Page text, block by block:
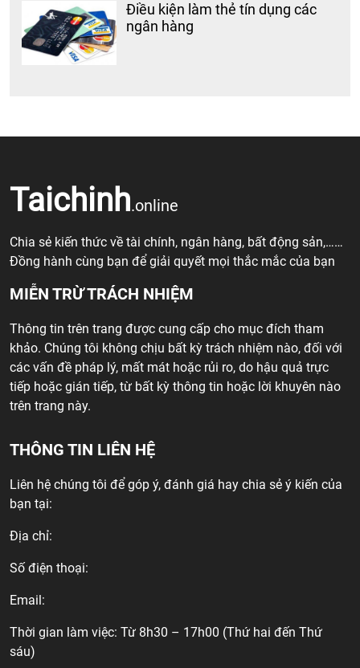
Điều kiện làm thẻ tín dụng các
ngân hàng
Taichinh.online
Chia sẻ kiến thức về tài chính, ngân hàng, bất động sản,……
Đồng hành cùng bạn để giải quyết mọi thắc mắc của bạn
MIỄN TRỪ TRÁCH NHIỆM
Thông tin trên trang được cung cấp cho mục đích tham
khảo. Chúng tôi không chịu bất kỳ trách nhiệm nào, đối với
các vấn đề pháp lý, mất mát hoặc rủi ro, do hậu quả trực
tiếp hoặc gián tiếp, từ bất kỳ thông tin hoặc lời khuyên nào
trên trang này.
THÔNG TIN LIÊN HỆ
Liên hệ chúng tôi để góp ý, đánh giá hay chia sẻ ý kiến của
bạn tại:
Địa chỉ:
Số điện thoại:
Email:
Thời gian làm việc: Từ 8h30 – 17h00 (Thứ hai đến Thứ
sáu)